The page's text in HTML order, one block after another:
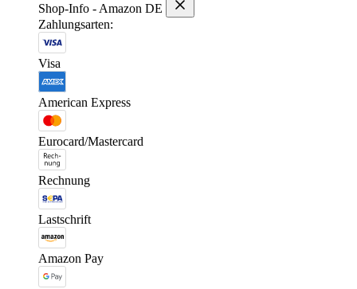
Shop-Info - Amazon DE
Zahlungsarten:
Visa
American Express
Eurocard/Mastercard
Rechnung
Lastschrift
Amazon Pay